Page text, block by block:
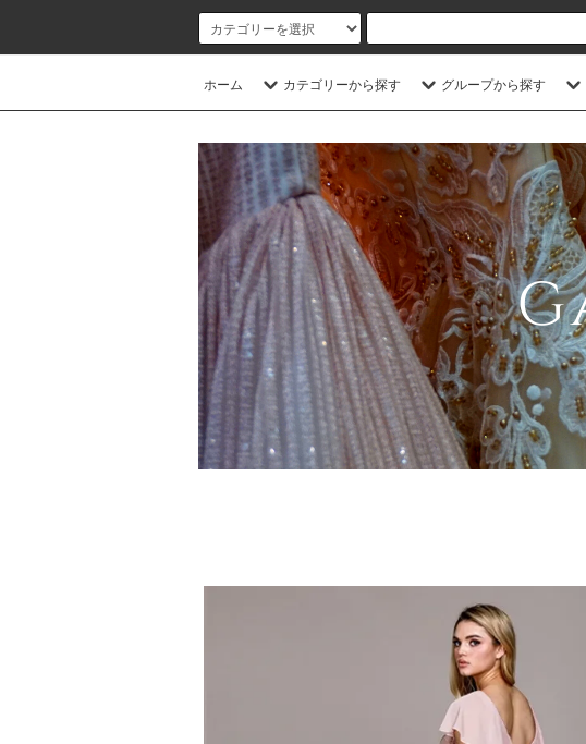
ホーム カテゴリーから探す グループから探す